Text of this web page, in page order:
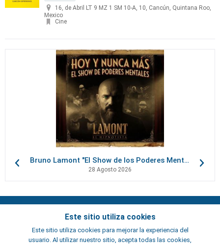
16, de Abril LT 9 MZ 1 SM 10-A, 10, Cancún, Quintana Roo,
Mexico
Cine
Bruno Lamont "El Show de los Poderes Mentales"
28 Agosto 2026
Este sitio utiliza cookies
Este sitio utiliza cookies para mejorar la experiencia del
usuario. Al utilizar nuestro sitio, acepta todas las cookies,